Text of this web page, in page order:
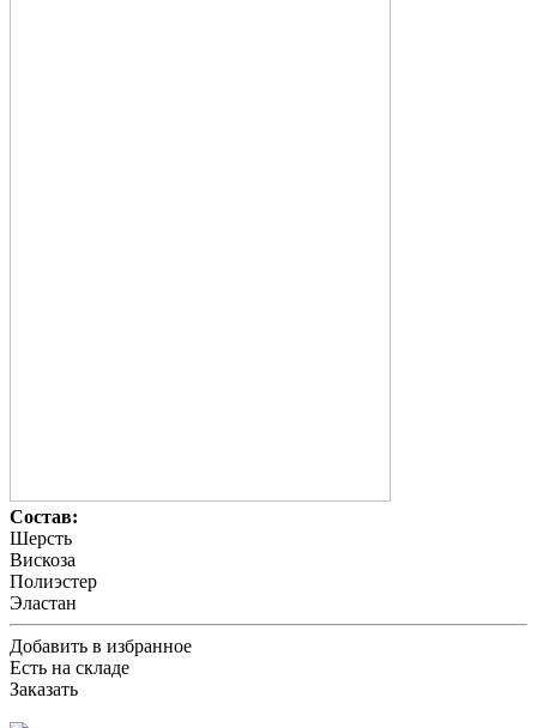
Состав:
Шерсть
Вискоза
Полиэстер
Эластан
Добавить в избранное
Есть на складе
Заказать